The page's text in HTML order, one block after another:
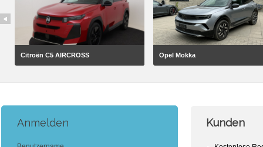
Citroën C5 AIRCROSS Opel Mokka
Anmelden Kunden